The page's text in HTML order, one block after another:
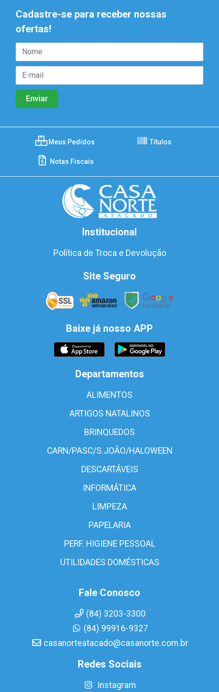
Cadastre-se para receber nossas
ofertas!
Meus Pedidos Títulos
Notas Fiscais
Institucional
Política de Troca e Devolução
Site Seguro
Baixe já nosso APP
Departamentos
ALIMENTOS
ARTIGOS NATALINOS
BRINQUEDOS
CARN/PASC/S.JOÃO/HALOWEEN
DESCARTÁVEIS
INFORMÁTICA
LIMPEZA
PAPELARIA
PERF. HIGIENE PESSOAL
UTILIDADES DOMÉSTICAS
Fale Conosco
(84) 3203-3300
(84) 99916-9327
casanorteatacado@casanorte.com.br
Redes Sociais
Instagram